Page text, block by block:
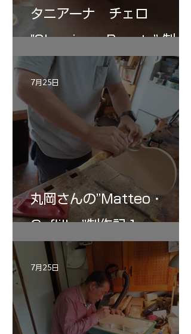
タニアーナ チェロ
"Sleeping・Beauty” 制作
記 30
丸岡さんの”Matteo・
Gofliller”制作記１
7月25日
7月25日